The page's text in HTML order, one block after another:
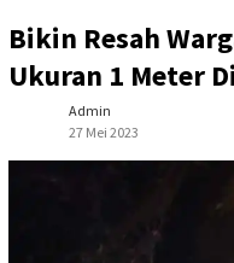
Bikin Resah
Ukuran 1 Meter
Admin
27 Mei 2023